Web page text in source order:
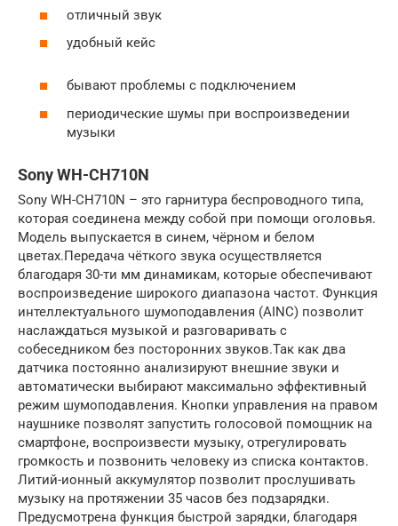
отличный звук
удобный кейс
бывают проблемы с подключением
периодические шумы при воспроизведении
музыки
Sony WH-CH710N
Sony WH-CH710N – это гарнитура беспроводного типа,
которая соединена между собой при помощи оголовья.
Модель выпускается в синем, чёрном и белом
цветах.Передача чёткого звука осуществляется
благодаря 30-ти мм динамикам, которые обеспечивают
воспроизведение широкого диапазона частот. Функция
интеллектуального шумоподавления (AINC) позволит
наслаждаться музыкой и разговаривать с
собеседником без посторонних звуков.Так как два
датчика постоянно анализируют внешние звуки и
автоматически выбирают максимально эффективный
режим шумоподавления. Кнопки управления на правом
наушнике позволят запустить голосовой помощник на
смартфоне, воспроизвести музыку, отрегулировать
громкость и позвонить человеку из списка контактов.
Литий-ионный аккумулятор позволит прослушивать
музыку на протяжении 35 часов без подзарядки.
Предусмотрена функция быстрой зарядки, благодаря